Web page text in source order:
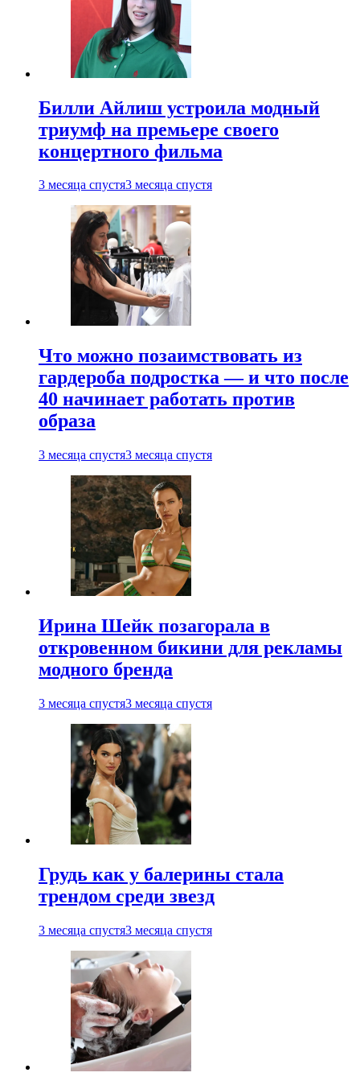
Билли Айлиш устроила модный
триумф на премьере своего
концертного фильма
3 месяца спустя3 месяца спустя
Что можно позаимствовать из
гардероба подростка — и что после
40 начинает работать против
образа
3 месяца спустя3 месяца спустя
Ирина Шейк позагорала в
откровенном бикини для рекламы
модного бренда
3 месяца спустя3 месяца спустя
Грудь как у балерины стала
трендом среди звезд
3 месяца спустя3 месяца спустя